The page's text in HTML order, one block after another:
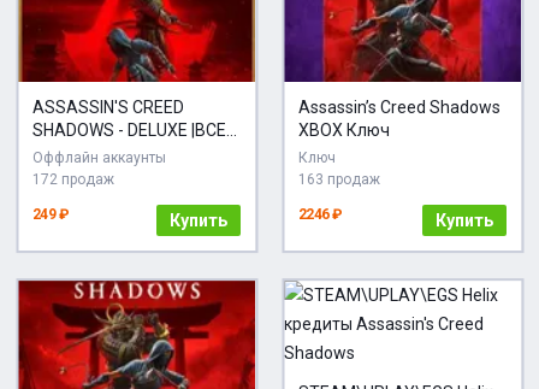
ASSASSIN'S CREED
SHADOWS - DELUXE |ВСЕ
DLC| UBISOFT
Оффлайн аккаунты
172 продаж
249 ₽ Купить
Assassin’s Creed Shadows
XBOX Ключ
Ключ
163 продаж
2246 ₽ Купить